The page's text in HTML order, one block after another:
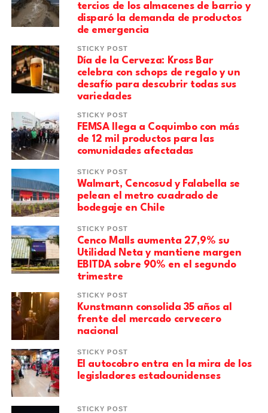
tercios de los almacenes de barrio y
disparó la demanda de productos
de emergencia
STICKY POST
Día de la Cerveza: Kross Bar
celebra con schops de regalo y un
desafío para descubrir todas sus
variedades
STICKY POST
FEMSA llega a Coquimbo con más
de 12 mil productos para las
comunidades afectadas
STICKY POST
Walmart, Cencosud y Falabella se
pelean el metro cuadrado de
bodegaje en Chile
STICKY POST
Cenco Malls aumenta 27,9% su
Utilidad Neta y mantiene margen
EBITDA sobre 90% en el segundo
trimestre
STICKY POST
Kunstmann consolida 35 años al
frente del mercado cervecero
nacional
STICKY POST
El autocobro entra en la mira de los
legisladores estadounidenses
STICKY POST